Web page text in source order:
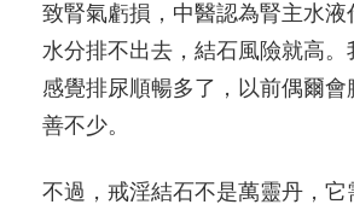
致腎氣虧損，中醫認為腎主水液
水分排不出去，結石風險就高。
感覺排尿順暢多了，以前偶爾會
善不少。
不過，戒淫結石不是萬靈丹，它